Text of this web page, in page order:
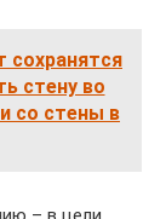
сохранятся
стену во
со стены в